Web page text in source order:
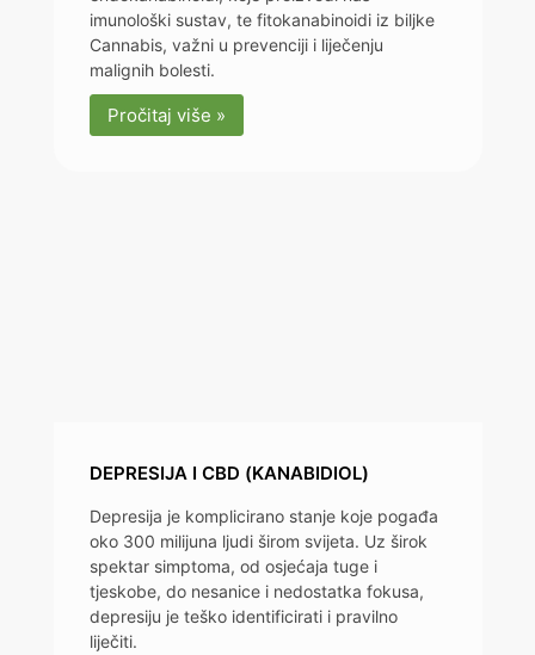
imunološki sustav, te fitokanabinoidi iz biljke
Cannabis, važni u prevenciji i liječenju
malignih bolesti.
Pročitaj više »
DEPRESIJA I CBD (KANABIDIOL)
Depresija je komplicirano stanje koje pogađa
oko 300 milijuna ljudi širom svijeta. Uz širok
spektar simptoma, od osjećaja tuge i
tjeskobe, do nesanice i nedostatka fokusa,
depresiju je teško identificirati i pravilno
liječiti.